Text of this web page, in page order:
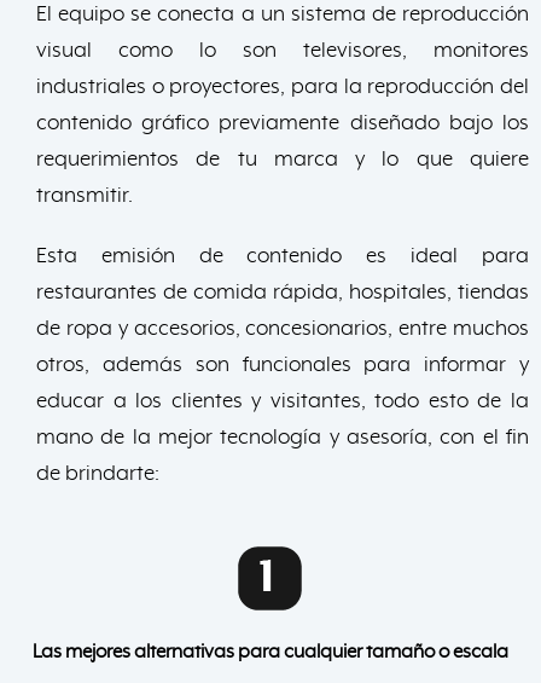
El equipo se conecta a un sistema de reproducción
visual como lo son televisores, monitores
industriales o proyectores, para la reproducción del
contenido gráfico previamente diseñado bajo los
requerimientos de tu marca y lo que quiere
transmitir.
Esta emisión de contenido es ideal para
restaurantes de comida rápida, hospitales, tiendas
de ropa y accesorios, concesionarios, entre muchos
otros, además son funcionales para informar y
educar a los clientes y visitantes, todo esto de la
mano de la mejor tecnología y asesoría, con el fin
de brindarte:
Las mejores alternativas para cualquier tamaño o escala